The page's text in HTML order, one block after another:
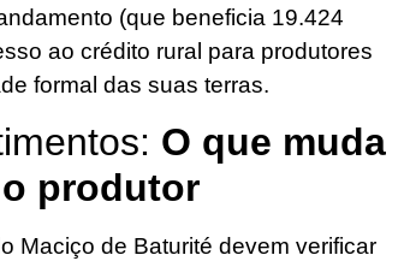
(que beneficia 19.424
ao crédito rural para produtores
formal das suas terras.
O que muda
produtor
Maciço de Baturité devem verificar